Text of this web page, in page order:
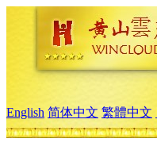
English 简体中文 繁體中文